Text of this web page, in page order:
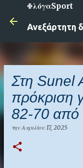
ΦλόγαSport
Ανεξάρτητη
Στη Sunel
πρόκριση
82-70 από
τηνΑπριλίου 17, 2025